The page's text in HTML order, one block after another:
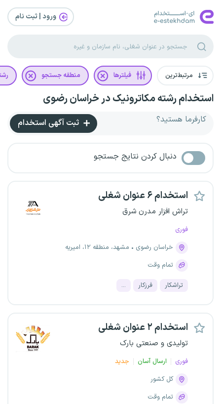
ورود | ثبت‌ نام
مرتبط‌ترین فیلترها منطقه جستجو
استخدام رشته مکاترونیک در خراسان رضوی
کارفرما هستید؟ ثبت آگهی استخدام
دنبال کردن نتایج جستجو
استخدام ۶ عنوان شغلی
تراش افزار مدرن شرق
فوری
خراسان رضوی
مشهد، منطقه ۱۲، امیریه
تمام وقت
تراشکار فرزکار ...
استخدام ۲ عنوان شغلی
تولیدی و صنعتی بارک
فوری ارسال آسان
جدید
کل کشور
تمام وقت